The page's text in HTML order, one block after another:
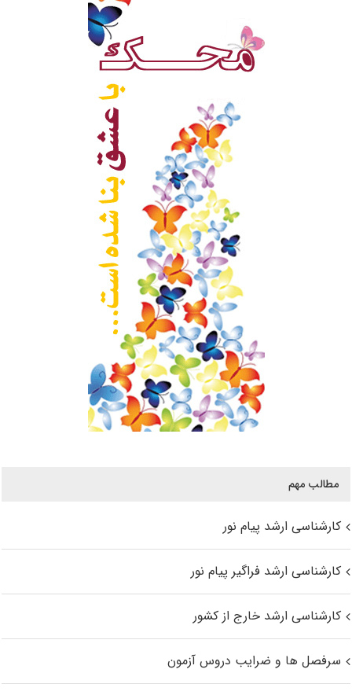
مطالب مهم
کارشناسی ارشد پیام نور
کارشناسی ارشد فراگیر پیام نور
کارشناسی ارشد خارج از کشور
سرفصل ها و ضرایب دروس آزمون